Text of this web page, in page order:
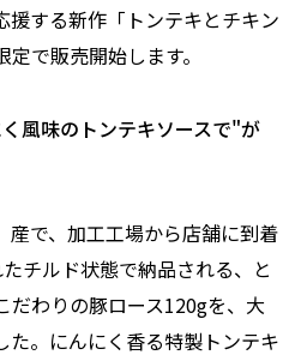
援する新作「トンテキとチキン
で販売開始します。
風味のトンテキソースで"が
産で、加⼯⼯場から店舗に到着
チルド状態で納品される、と
だわりの豚ロース120gを、大
た。にんにく香る特製トンテキ